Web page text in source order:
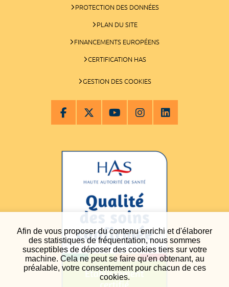
Afin de vous proposer du contenu enrichi et d'élaborer
des statistiques de fréquentation, nous sommes
susceptibles de déposer des cookies tiers sur votre
machine. Cela ne peut se faire qu'en obtenant, au
préalable, votre consentement pour chacun de ces
cookies.
PROTECTION DES DONNÉES
PLAN DU SITE
FINANCEMENTS EUROPÉENS
CERTIFICATION HAS
GESTION DES COOKIES